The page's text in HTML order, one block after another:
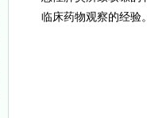
临床药物观察的经验